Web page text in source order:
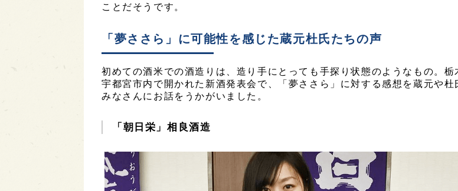
ことだそうです。
「夢ささら」に可能性を感じた蔵元杜氏たちの声
初めての酒米での酒造りは、造り手にとっても手探り状態のようなもの。栃
宇都宮市内で開かれた新酒発表会で、「夢ささら」に対する感想を蔵元や杜
みなさんにお話をうかがいました。
「朝日栄」相良酒造